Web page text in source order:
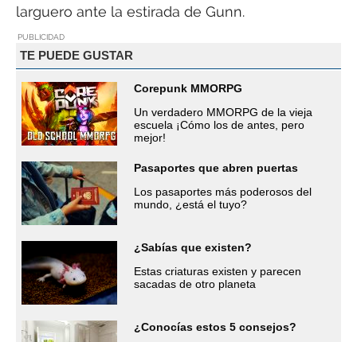
larguero ante la estirada de Gunn.
PUBLICIDAD
TE PUEDE GUSTAR
Corepunk MMORPG
Un verdadero MMORPG de la vieja
escuela ¡Cómo los de antes, pero
mejor!
Pasaportes que abren puertas
Los pasaportes más poderosos del
mundo, ¿está el tuyo?
¿Sabías que existen?
Estas criaturas existen y parecen
sacadas de otro planeta
¿Conocías estos 5 consejos?